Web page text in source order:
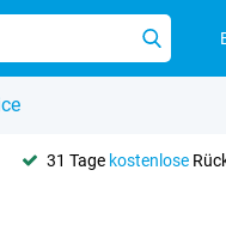
31 Tage kostenlose